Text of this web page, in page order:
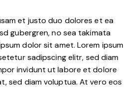
et justo duo dolores et ea
gubergren, no sea takimata
dolor sit amet. Lorem ipsum
sadipscing elitr, sed diam
invidunt ut labore et dolore
sed diam voluptua. At vero eos